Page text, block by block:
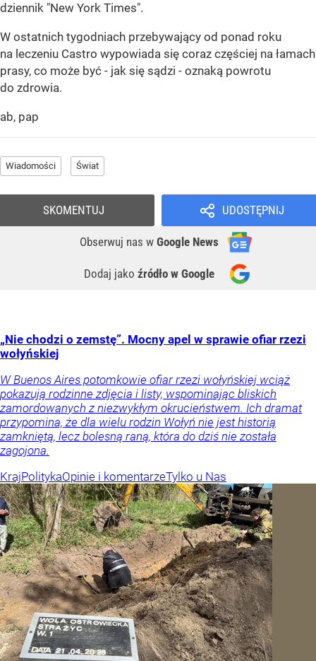
dziennik "New York Times".
W ostatnich tygodniach przebywający od ponad roku
na leczeniu Castro wypowiada się coraz częściej na łamach
prasy, co może być - jak się sądzi - oznaką powrotu
do zdrowia.
ab, pap
Wiadomości Świat
UDOSTĘPNIJ
Obserwuj nas w Google News
Dodaj jako źródło w Google
SKOMENTUJ
„Nie chodzi o zemstę”. Mocny apel w sprawie ofiar rzezi
wołyńskiej
W Buenos Aires potomkowie ofiar rzezi wołyńskiej wciąż
pokazują rodzinne zdjęcia i listy, wspominając bliskich
zamordowanych z niezwykłym okrucieństwem. Ich dramat
przypomina, że dla wielu rodzin Wołyń nie jest historią
zamkniętą, lecz bolesną raną, która do dziś nie została
zagojona.
KrajPolitykaOpinie i komentarzeTylko u Nas